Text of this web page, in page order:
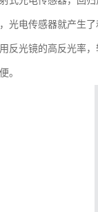
光电传感器就产生了
反光镜的高反光率
。